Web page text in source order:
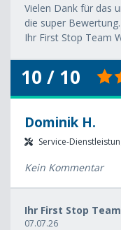
Vielen Dank für das
die super Bewertung.
Ihr First Stop Team
10 / 10
Dominik H.
Service-
Kein Kommentar
Ihr First Stop
07.07.26